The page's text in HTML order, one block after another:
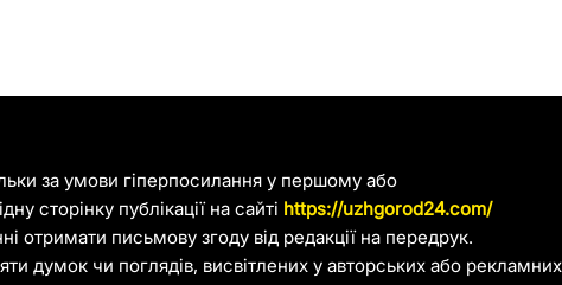
за умови гіперпосилання у першому або
сторінку публікації на сайті https://uzhgorod24.com/
отримати письмову згоду від редакції на передрук.
думок чи поглядів, висвітлених у авторських або